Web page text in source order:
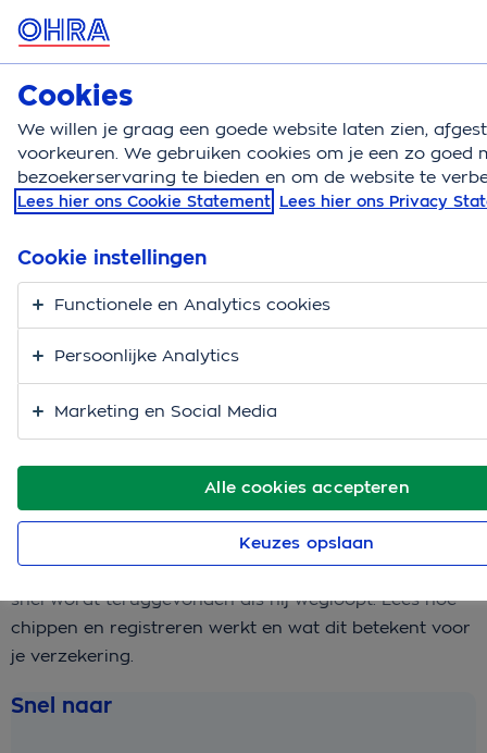
MENU
Kattenverzekering
Kattenverzekering Verzorging en gezondheid
Chippen van je kat
4 min. 13-05-2026
Met het chippen van je kat vergroot je de kans dat ie
snel wordt teruggevonden als hij wegloopt. Lees hoe
chippen en registreren werkt en wat dit betekent voor
je verzekering.
Snel naar
Cookies
We willen je graag een goede website laten zien,
voorkeuren. We gebruiken cookies om je een zo goed
bezoekerservaring te bieden en om de website te
Lees hier ons Cookie Statement Lees hier ons Privacy
Alle cookies accepteren
Cookie instellingen
Functionele en Analytics cookies
Persoonlijke Analytics
Marketing en Social Media
Keuzes opslaan